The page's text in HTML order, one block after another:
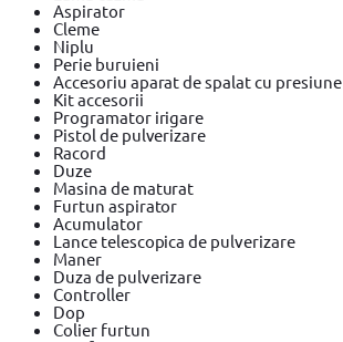
Aspirator
Cleme
Niplu
Perie buruieni
Accesoriu aparat de spalat cu presiune
Kit accesorii
Programator irigare
Pistol de pulverizare
Racord
Duze
Masina de maturat
Furtun aspirator
Acumulator
Lance telescopica de pulverizare
Maner
Duza de pulverizare
Controller
Dop
Colier furtun